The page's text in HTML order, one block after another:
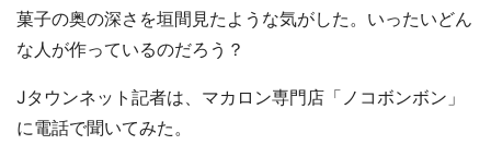
菓子の奥の深さを垣間見たような気がした。いったいどん
な人が作っているのだろう？
Jタウンネット記者は、マカロン専門店「ノコボンボン」
に電話で聞いてみた。